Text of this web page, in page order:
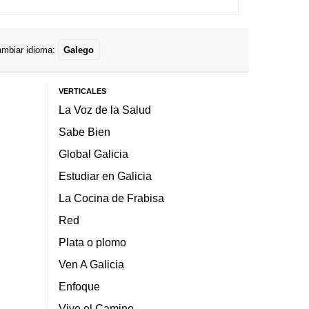
idioma: Galego
VERTICALES
La Voz de la Salud
Sabe Bien
Global Galicia
Estudiar en Galicia
La Cocina de Frabisa
Red
Plata o plomo
Ven A Galicia
Enfoque